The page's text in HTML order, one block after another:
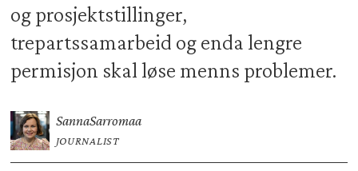
og prosjektstillinger,
trepartssamarbeid og enda lengre
permisjon skal løse menns problemer.
SannaSarromaa
JOURNALIST